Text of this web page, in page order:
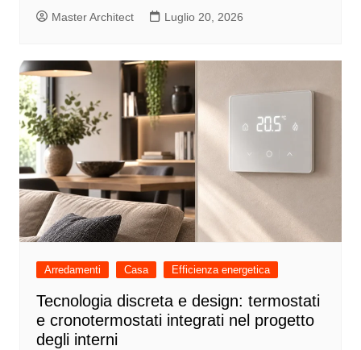
Master Architect Luglio 20, 2026
Arredamenti Casa Efficienza energetica
Tecnologia discreta e design: termostati
e cronotermostati integrati nel progetto
degli interni